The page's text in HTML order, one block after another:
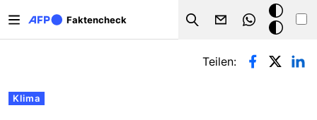
Faktencheck
Search
Dark
Mode
Primäre Reiter
Klima
Teilen: